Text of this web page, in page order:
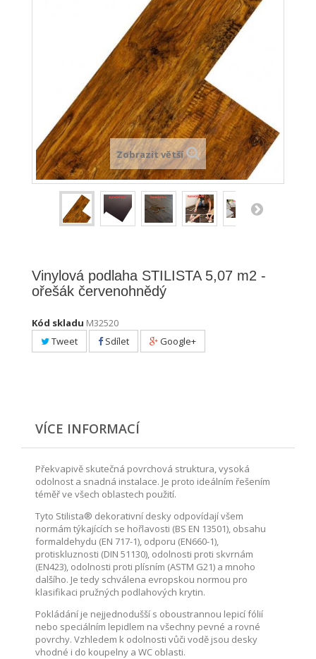
Zobrazit větší
Vinylová podlaha STILISTA 5,07 m2 -
ořešák červenohnědý
Kód skladu M32520
Tweet
Sdílet Google+
VÍCE INFORMACÍ
Překvapivě skutečná povrchová struktura, vysoká
odolnost a snadná instalace. Je proto ideálním řešením
téměř ve všech oblastech použití.
Tyto Stilista® dekorativní desky odpovídají všem
normám týkajících se hořlavosti (BS EN 13501), obsahu
formaldehydu (EN 717-1), odporu (EN660-1),
protiskluznosti (DIN 51130), odolnosti proti skvrnám
(EN423), odolnosti proti plísním (ASTM G21) a mnoho
dalšího. Je tedy schválena evropskou normou pro
klasifikaci pružných podlahových krytin.
Pokládání je nejjednodušší s oboustrannou lepicí fólií
nebo speciálním lepidlem na všechny pevné a rovné
povrchy. Vzhledem k odolnosti vůči vodě jsou desky
vhodné i do koupelny a WC oblasti.